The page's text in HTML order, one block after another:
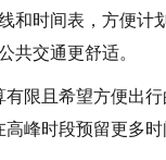
和时间表，方便计
共交通更舒适。
限且希望方便出
峰时段预留更多时